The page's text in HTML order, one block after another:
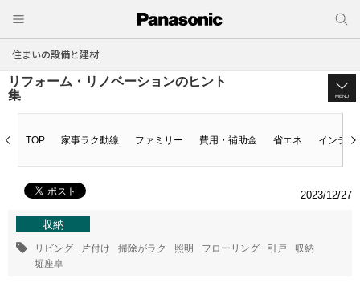
住まいの設備と建材
リフォーム・リノベーションのヒント
集
MENU
TOP 家事ラク動線 ファミリー 費用・補助金 省エネ インテリ
2023/12/27
収納
リビング 片付け 掃除がラク 照明 フローリング 引戸
収納
堀座卓